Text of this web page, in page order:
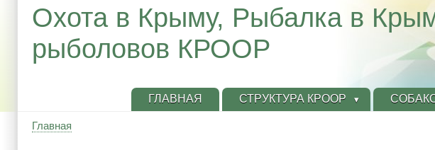
Охота в Крыму, Рыбалка в
рыболовов КРООР
ГЛАВНАЯ СТРУКТУРА КРООР
Главная